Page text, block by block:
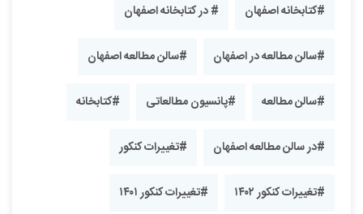
#کتابخانه اصفهان # در کتابخانه اصفهان
#سالن مطالعه در اصفهان #سالن مطالعه اصفهان
#سالن مطالعه #پانسیون مطالعاتی #کتابخانه
#در سالن مطالعه اصفهان #تغییرات کنکور
#تغییرات کنکور ۱۴۰۲ #تغییرات کنکور ۱۴۰۱